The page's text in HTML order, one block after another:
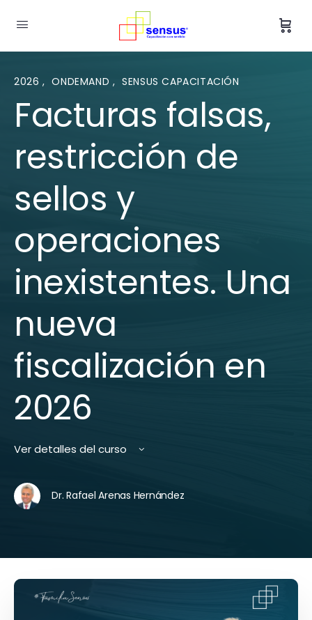
2026, ONDEMAND , SENSUS CAPACITACIÓN
Facturas falsas,
restricción de
sellos y
operaciones
inexistentes. Una
nueva
fiscalización en
2026
Ver detalles del curso
Dr. Rafael Arenas Hernández